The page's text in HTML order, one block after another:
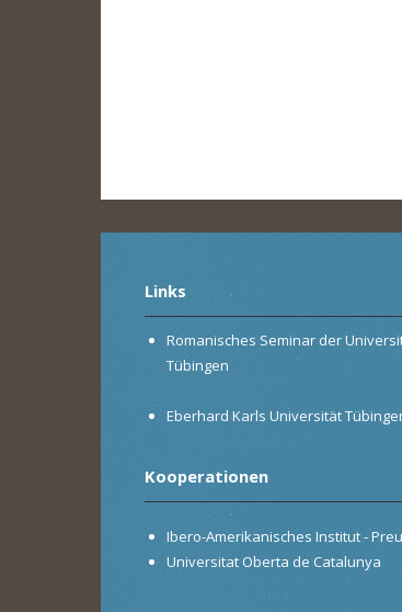
Links
Romanisches Seminar der
Tübingen
Eberhard Karls Universität
Kooperationen
Ibero-Amerikanisches Institut -
Universitat Oberta de Catalunya